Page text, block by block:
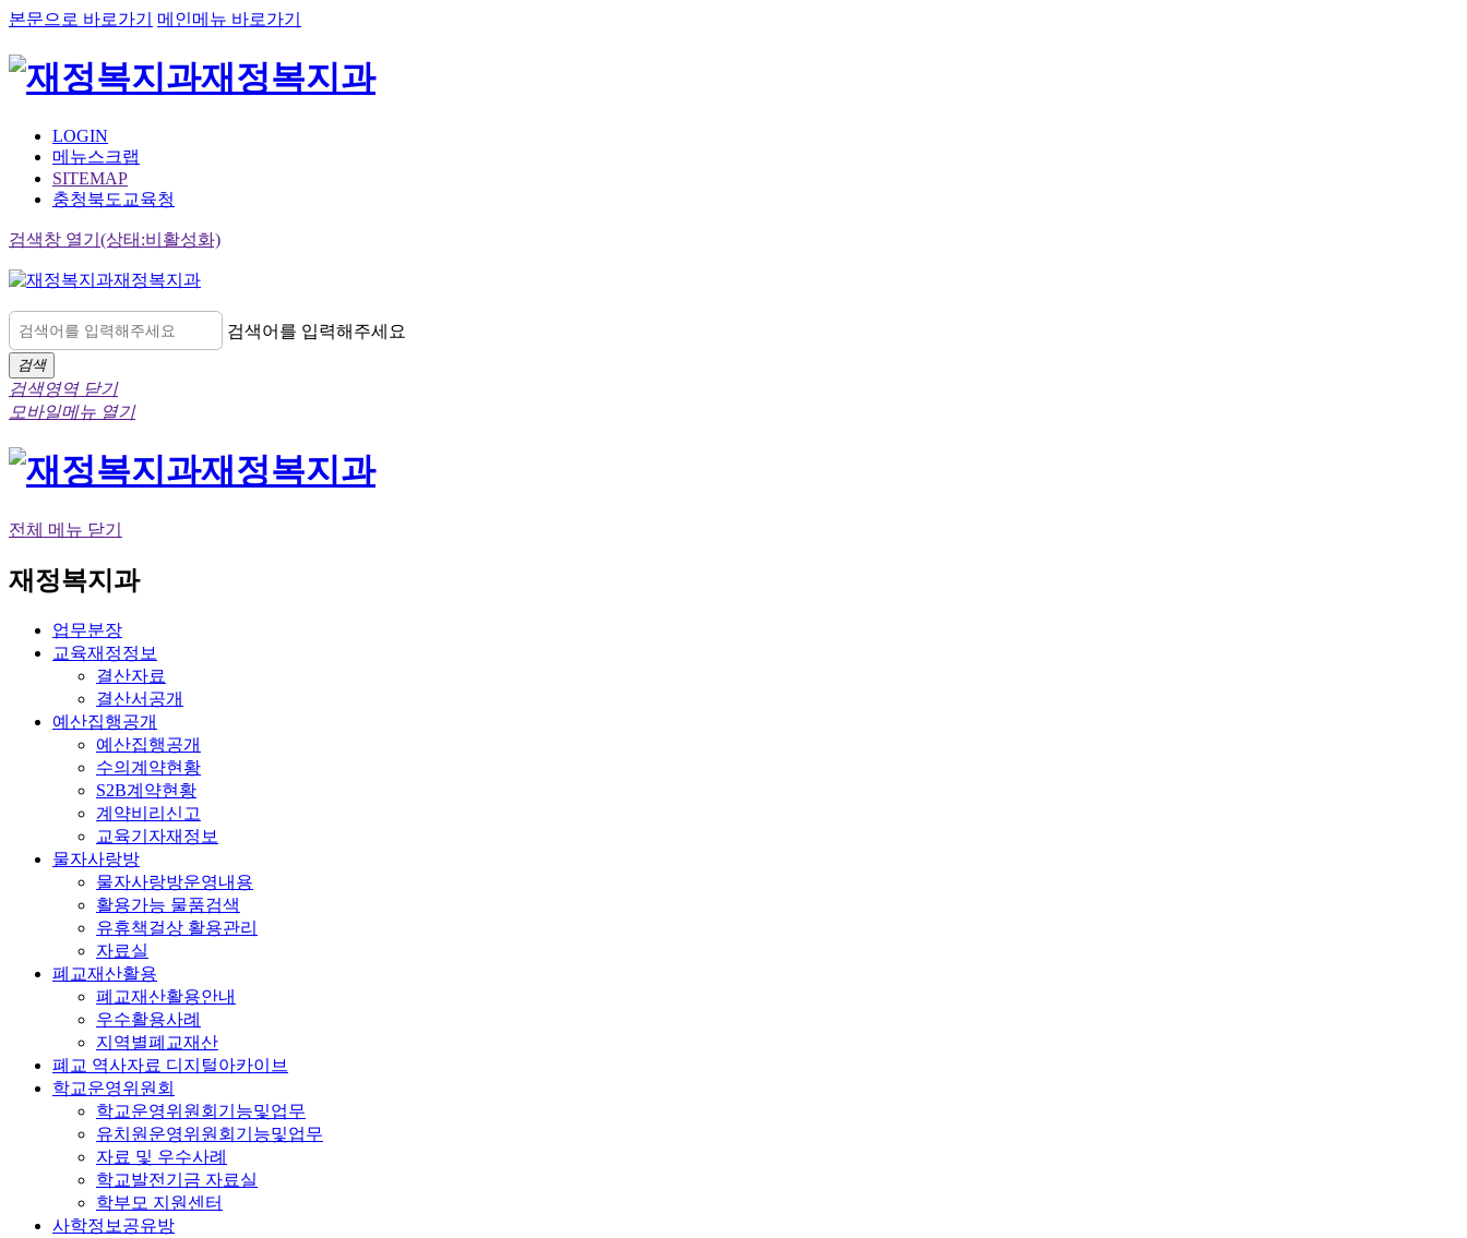
본문으로 바로가기 메인메뉴 바로가기
재정복지과
LOGIN
메뉴스크랩
SITEMAP
충청북도교육청
검색창 열기(상태:비활성화)
재정복지과
검색어를 입력해주세요
검색
검색영역 닫기
모바일메뉴 열기
재정복지과
전체 메뉴 닫기
재정복지과
업무분장
교육재정정보
결산자료
결산서공개
예산집행공개
예산집행공개
수의계약현황
S2B계약현황
계약비리신고
교육기자재정보
물자사랑방
물자사랑방운영내용
활용가능 물품검색
유휴책걸상 활용관리
자료실
폐교재산활용
폐교재산활용안내
우수활용사례
지역별폐교재산
폐교 역사자료 디지털아카이브
학교운영위원회
학교운영위원회기능및업무
유치원운영위원회기능및업무
자료 및 우수사례
학교발전기금 자료실
학부모 지원센터
사학정보공유방